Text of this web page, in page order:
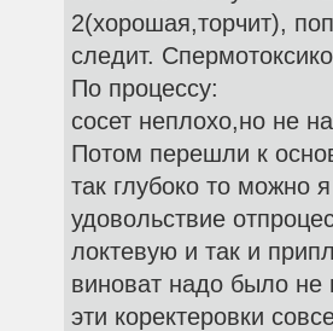
2(хорошая,торчит),
следит.
По процессу:
сосет неплохо,но не
Потом перешли к
так глубоко то можно
удовольствие
локтевую и так и
виноват надо было не
эти коректеровки